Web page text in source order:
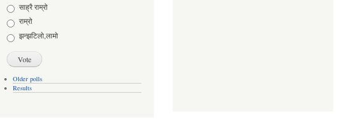
Choicesसाह्रै राम्रो
राम्रो
झन्झटिलो,लामो
Older polls
Results